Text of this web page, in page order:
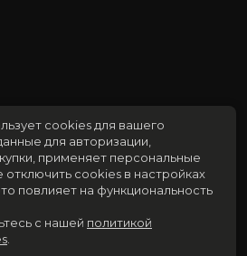
cookies для вашего
для авторизации,
применяет персональные
cookies в настройках
повлияет на функциональность
с нашей политикой